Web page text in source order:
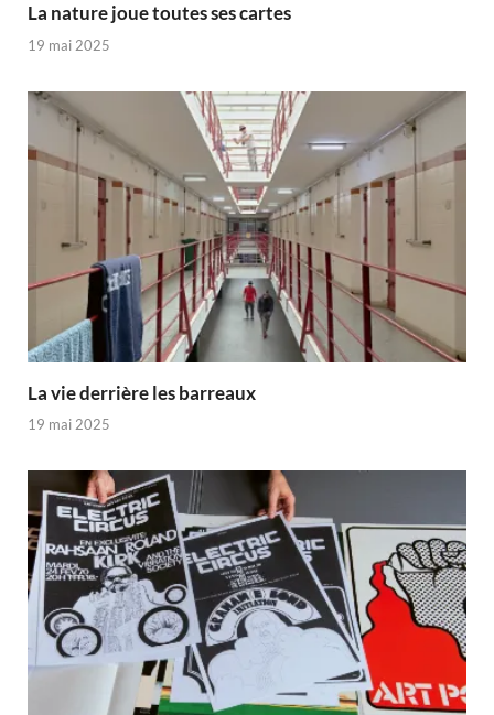
La nature joue toutes ses cartes
19 mai 2025
La vie derrière les barreaux
19 mai 2025